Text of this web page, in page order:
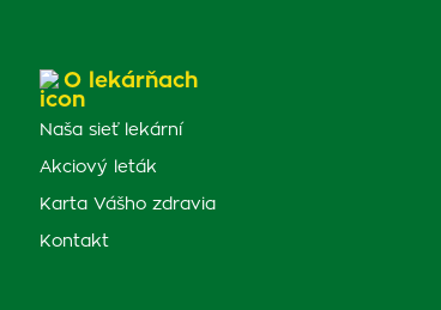
O lekárňach
Naša sieť lekární
Akciový leták
Karta Vášho zdravia
Kontakt